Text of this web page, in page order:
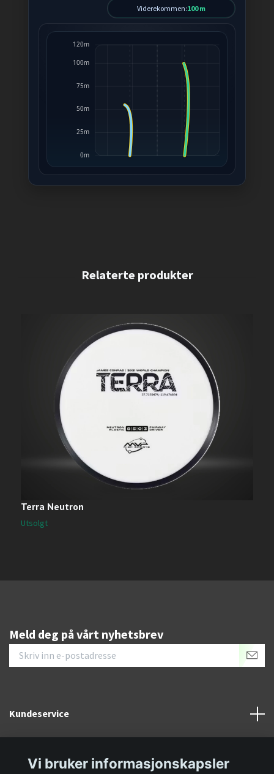
Viderekommen:100 m
0m
25m
50m
75m
100m
120m
Terra Neutron
Utsolgt
Meld deg på vårt nyhetsbrev
Kundeservice
Vi bruker informasjonskapsler